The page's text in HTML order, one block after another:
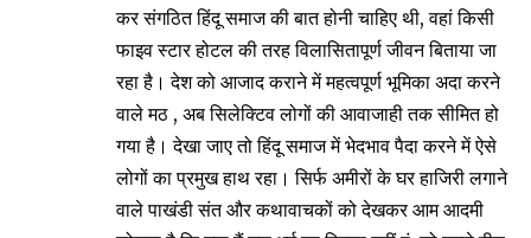
कर संगठित हिंदू समाज की बात होनी चाहिए थी, वहां किसी
फाइव स्टार होटल की तरह विलासितापूर्ण जीवन बिताया जा
रहा है। देश को आजाद कराने में महत्वपूर्ण भूमिका अदा करने
वाले मठ , अब सिलेक्टिव लोगों की आवाजाही तक सीमित हो
गया है। देखा जाए तो हिंदू समाज में भेदभाव पैदा करने में ऐसे
लोगों का प्रमुख हाथ रहा। सिर्फ अमीरों के घर हाजिरी लगाने
वाले पाखंडी संत और कथावाचकों को देखकर आम आदमी